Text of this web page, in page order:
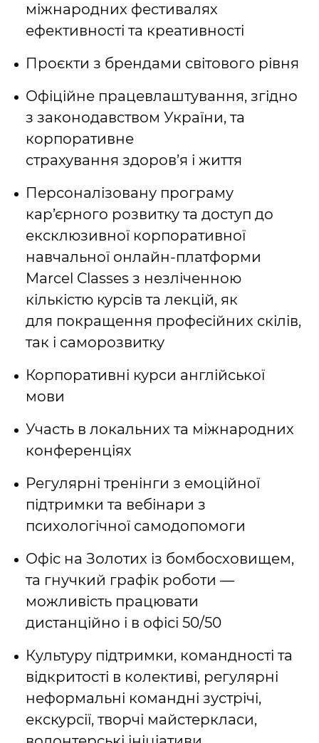
міжнародних фестивалях
ефективності та креативності
Проєкти з брендами світового рівня
Офіційне працевлаштування, згідно
з законодавством України, та
корпоративне
страхування здоров’я і життя
Персоналізовану програму
кар’єрного розвитку та доступ до
ексклюзивної корпоративної
навчальної онлайн-платформи
Marcel Classes з незліченною
кількістю курсів та лекцій, як
для покращення професійних скілів,
так і саморозвитку
Корпоративні курси англійської
мови
Участь в локальних та міжнародних
конференціях
Регулярні тренінги з емоційної
підтримки та вебінари з
психологічної самодопомоги
Офіс на Золотих із бомбосховищем,
та гнучкий графік роботи —
можливість працювати
дистанційно і в офісі 50/50
Культуру підтримки, командності та
відкритості в колективі, регулярні
неформальні командні зустрічі,
екскурсії, творчі майстеркласи,